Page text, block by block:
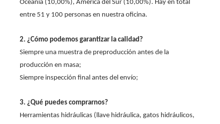
Oceanía (10,00%), América del Sur (10,00%). Hay en total
entre 51 y 100 personas en nuestra oficina.
2. ¿Cómo podemos garantizar la calidad?
Siempre una muestra de preproducción antes de la
producción en masa;
Siempre inspección final antes del envío;
3. ¿Qué puedes comprarnos?
Herramientas hidráulicas (llave hidráulica, gatos hidráulicos,